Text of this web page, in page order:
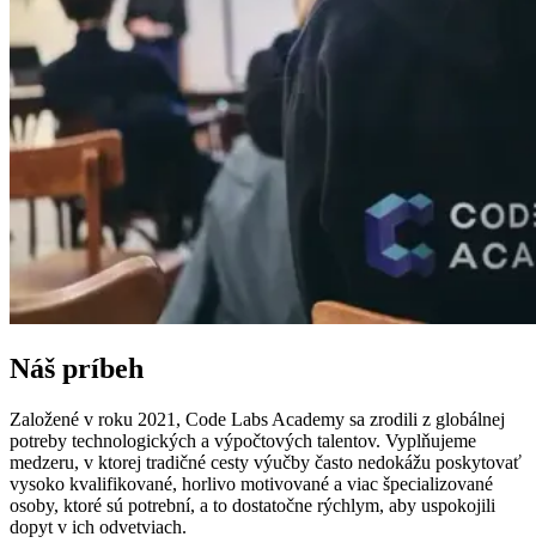
Náš príbeh
Založené v roku 2021, Code Labs Academy sa zrodili z globálnej
potreby technologických a výpočtových talentov. Vyplňujeme
medzeru, v ktorej tradičné cesty výučby často nedokážu poskytovať
vysoko kvalifikované, horlivo motivované a viac špecializované
osoby, ktoré sú potrební, a to dostatočne rýchlym, aby uspokojili
dopyt v ich odvetviach.